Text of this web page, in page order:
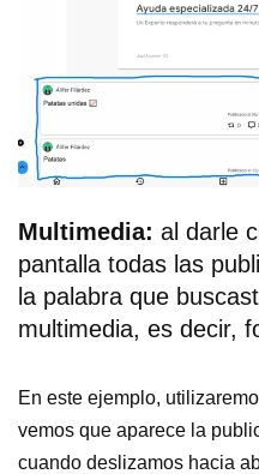
Multimedia: al darle
pantalla todas las
la palabra que
multimedia, es decir,
En este ejemplo,
vemos que aparece la
cuando deslizamos hacia